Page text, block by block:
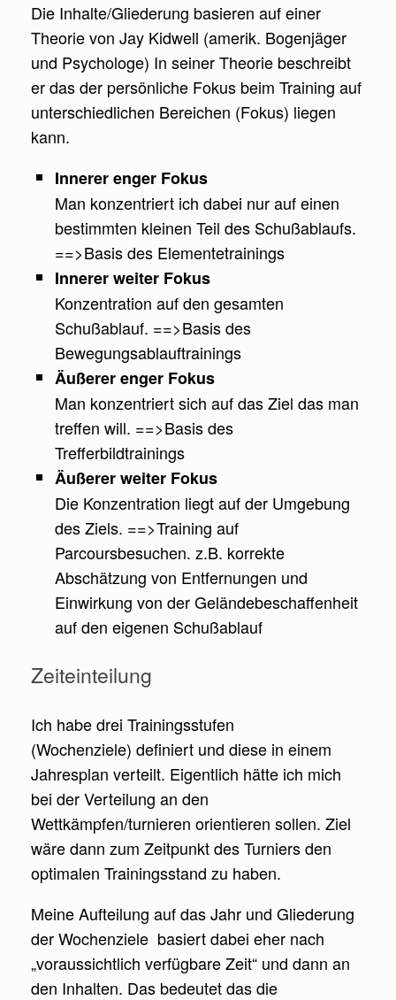
Die Inhalte/Gliederung basieren auf einer
Theorie von Jay Kidwell (amerik. Bogenjäger
und Psychologe) In seiner Theorie beschreibt
er das der persönliche Fokus beim Training auf
unterschiedlichen Bereichen (Fokus) liegen
kann.
Innerer enger Fokus
Man konzentriert ich dabei nur auf einen
bestimmten kleinen Teil des Schußablaufs.
==>Basis des Elementetrainings
Innerer weiter Fokus
Konzentration auf den gesamten
Schußablauf. ==>Basis des
Bewegungsablauftrainings
Äußerer enger Fokus
Man konzentriert sich auf das Ziel das man
treffen will. ==>Basis des
Trefferbildtrainings
Äußerer weiter Fokus
Die Konzentration liegt auf der Umgebung
des Ziels. ==>Training auf
Parcoursbesuchen. z.B. korrekte
Abschätzung von Entfernungen und
Einwirkung von der Geländebeschaffenheit
auf den eigenen Schußablauf
Zeiteinteilung
Ich habe drei Trainingsstufen
(Wochenziele) definiert und diese in einem
Jahresplan verteilt. Eigentlich hätte ich mich
bei der Verteilung an den
Wettkämpfen/turnieren orientieren sollen. Ziel
wäre dann zum Zeitpunkt des Turniers den
optimalen Trainingsstand zu haben.
Meine Aufteilung auf das Jahr und Gliederung
der Wochenziele basiert dabei eher nach
„voraussichtlich verfügbare Zeit“ und dann an
den Inhalten. Das bedeutet das die